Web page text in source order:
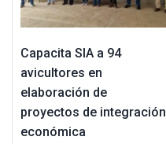
Capacita SIA a 94
avicultores en
elaboración de
proyectos de integración
económica